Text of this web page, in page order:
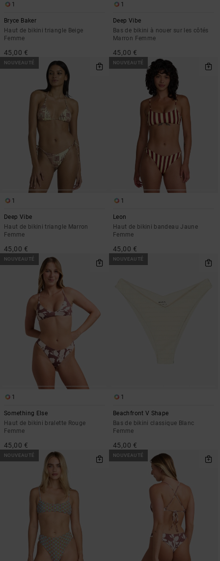
1
Bryce Baker
Haut de bikini triangle Beige
Femme
45,00 €
1
Deep Vibe
Bas de bikini à nouer sur les côtés
Marron Femme
45,00 €
NOUVEAUTÉ
1
Deep Vibe
Haut de bikini triangle Marron
Femme
45,00 €
NOUVEAUTÉ
1
Leon
Haut de bikini bandeau Jaune
Femme
45,00 €
NOUVEAUTÉ
1
Something Else
Haut de bikini bralette Rouge
Femme
45,00 €
NOUVEAUTÉ
1
Beachfront V Shape
Bas de bikini classique Blanc
Femme
45,00 €
NOUVEAUTÉ NOUVEAUTÉ